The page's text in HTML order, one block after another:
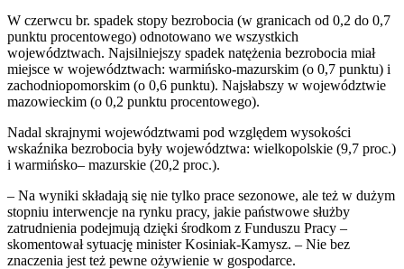
W czerwcu br. spadek stopy bezrobocia (w granicach od 0,2 do 0,7
punktu procentowego) odnotowano we wszystkich
województwach. Najsilniejszy spadek natężenia bezrobocia miał
miejsce w województwach: warmińsko-mazurskim (o 0,7 punktu) i
zachodniopomorskim (o 0,6 punktu). Najsłabszy w województwie
mazowieckim (o 0,2 punktu procentowego).
Nadal skrajnymi województwami pod względem wysokości
wskaźnika bezrobocia były województwa: wielkopolskie (9,7 proc.)
i warmińsko– mazurskie (20,2 proc.).
– Na wyniki składają się nie tylko prace sezonowe, ale też w dużym
stopniu interwencje na rynku pracy, jakie państwowe służby
zatrudnienia podejmują dzięki środkom z Funduszu Pracy –
skomentował sytuację minister Kosiniak-Kamysz. – Nie bez
znaczenia jest też pewne ożywienie w gospodarce.